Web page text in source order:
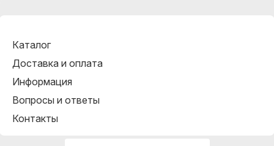
Каталог
Доставка и оплата
Информация
Вопросы и ответы
Контакты